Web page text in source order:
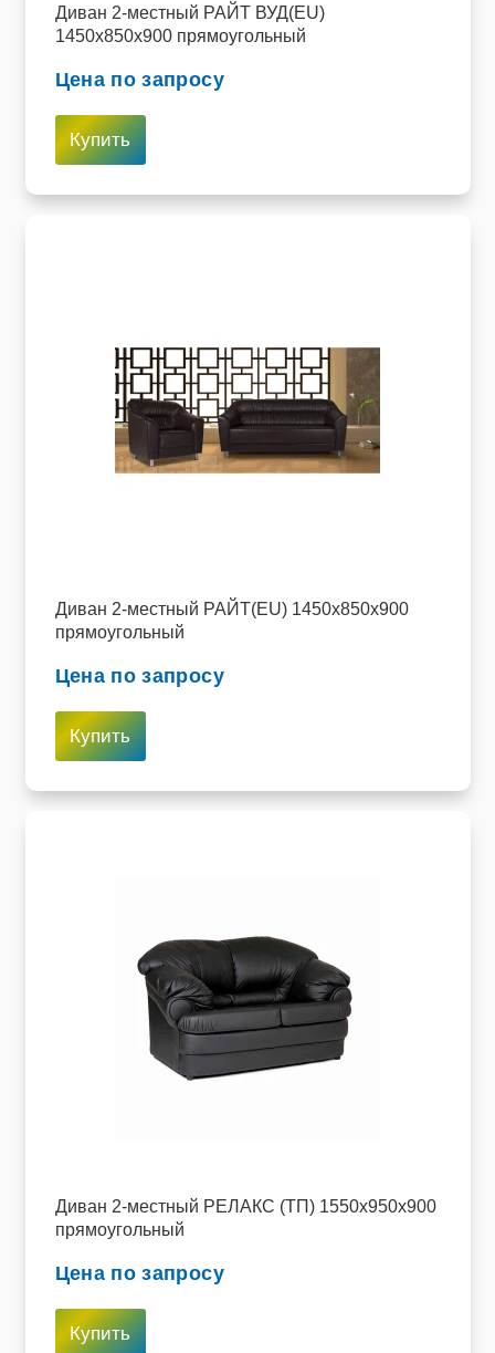
Диван 2-местный РАЙТ ВУД(EU)
1450х850х900 прямоугольный
Цена по запросу
Купить
Диван 2-местный РАЙТ(EU) 1450х850х900
прямоугольный
Цена по запросу
Купить
Диван 2-местный РЕЛАКС (ТП) 1550х950х900
прямоугольный
Цена по запросу
Купить